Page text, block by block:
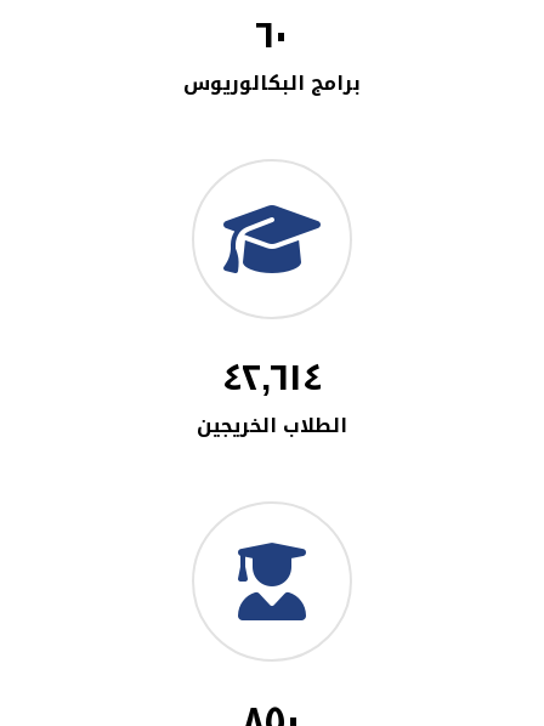
٦٠
برامج البكالوريوس
٤٢,٦١٤
الطلاب الخريجين